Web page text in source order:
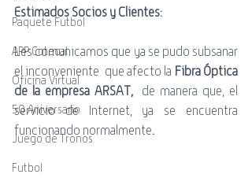
Paquete Futbol
APP Cotecal
Oficina Virtual
50 Aniversario
Juego de Tronos
Futbol
Estimados Socios y Clientes:
Les comunicamos que ya se pudo subsanar
el inconveniente  que afecto la Fibra Óptica
de la empresa ARSAT,
de manera que, el
servicio de Internet, ya se encuentra
funcionando normalmente.